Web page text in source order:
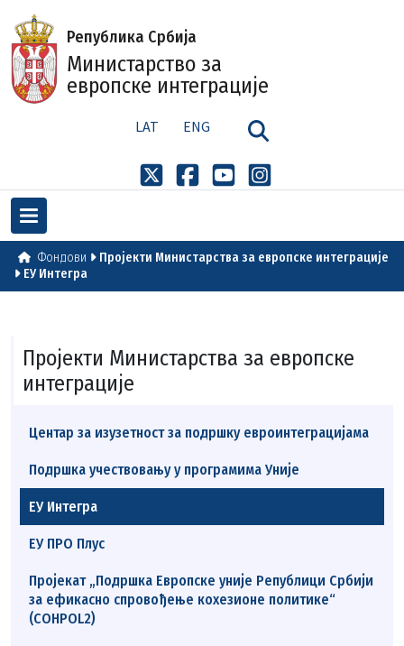
Република Србија
Министарство за
европске интеграције
LAT ENG
Фондови
Пројекти Министарства за европске интеграције
ЕУ Интегра
Пројекти Министарства за европске
интеграције
Центар за изузетност за подршку евроинтеграцијама
Подршка учествовању у програмима Уније
ЕУ Интегра
ЕУ ПРО Плус
Пројекат „Подршка Европске уније Републици Србији
за ефикасно спровођење кохезионе политике“
(COHPOL2)